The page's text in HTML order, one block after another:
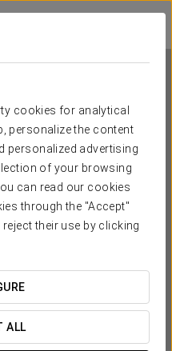
cookies for analytical
personalize the content
personalized advertising
of your browsing
can read our cookies
through the "Accept"
their use by clicking
ALL
Street
